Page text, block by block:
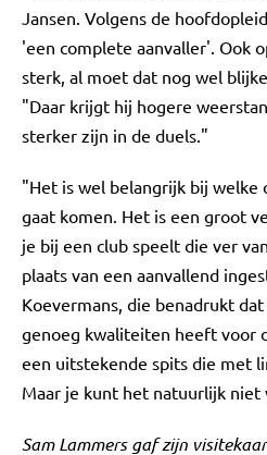
Jansen. Volgens de
'een complete aanvaller'. Ook
sterk, al moet dat nog wel
"Daar krijgt hij hogere
sterker zijn in de duels."
"Het is wel belangrijk bij
gaat komen. Het is een groot
je bij een club speelt die ver
plaats van een aanvallend
Koevermans, die benadrukt
genoeg kwaliteiten heeft voor
een uitstekende spits die met
Maar je kunt het natuurlijk niet
Sam Lammers gaf zijn